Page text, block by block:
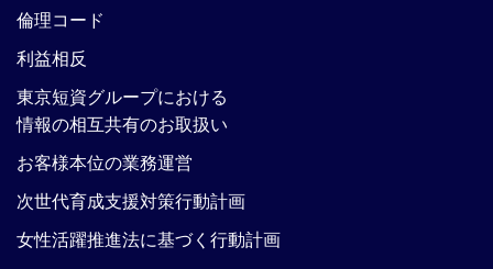
倫理コード
利益相反
東京短資グループにおける
情報の相互共有のお取扱い
お客様本位の業務運営
次世代育成支援対策行動計画
女性活躍推進法に基づく行動計画